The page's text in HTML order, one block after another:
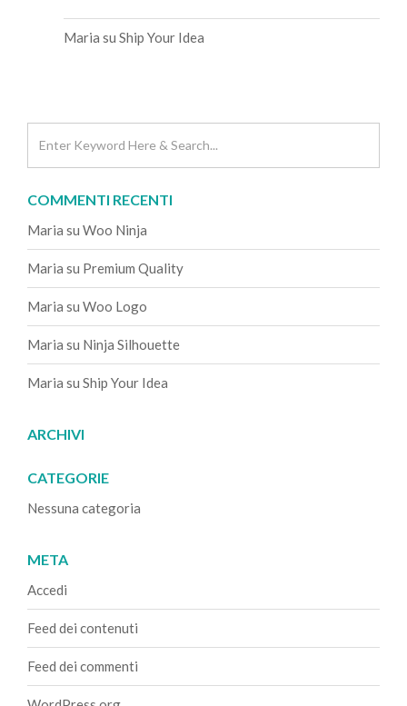
Maria su Ship Your Idea
COMMENTI RECENTI
Maria su Woo Ninja
Maria su Premium Quality
Maria su Woo Logo
Maria su Ninja Silhouette
Maria su Ship Your Idea
ARCHIVI
CATEGORIE
Nessuna categoria
META
Accedi
Feed dei contenuti
Feed dei commenti